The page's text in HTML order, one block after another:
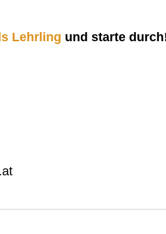
Lehrling und starte